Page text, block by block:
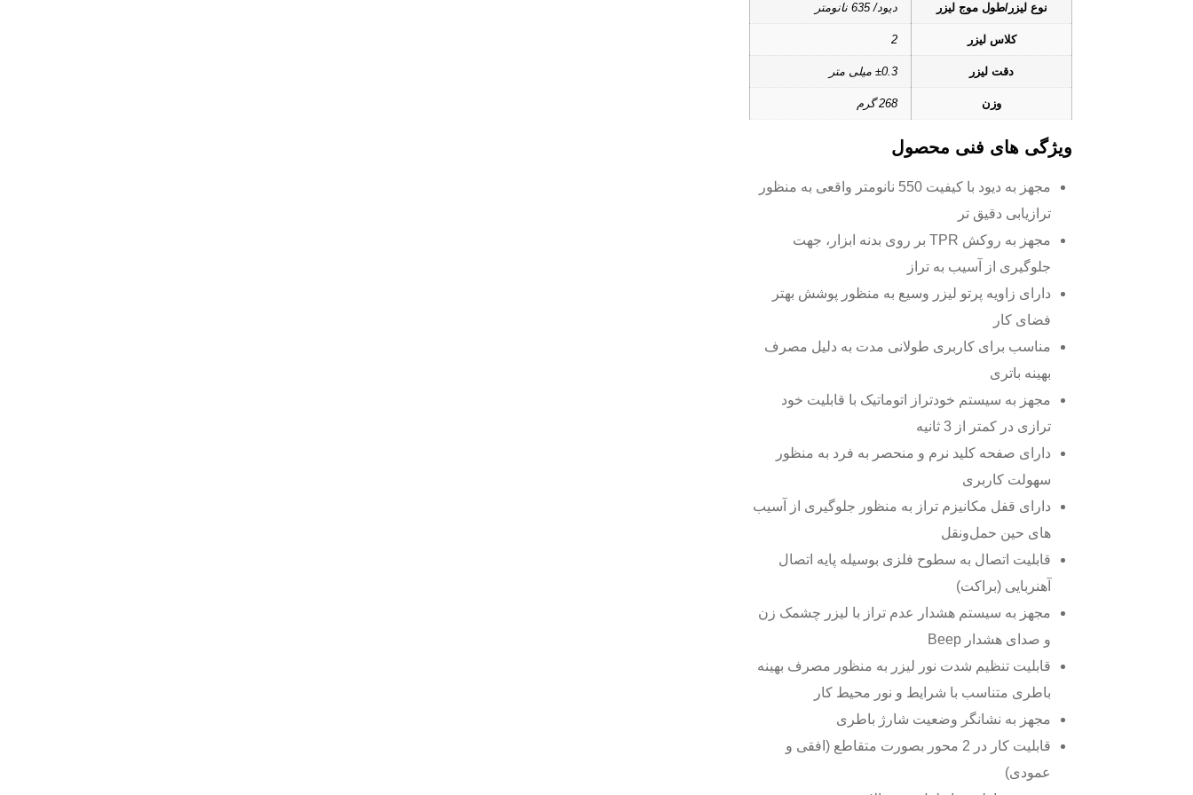
نوع لیزر/طول موج لیزر دیود/ 635 نانومتر
کلاس لیزر 2
دقت لیزر ±0.3 میلی متر
وزن 268 گرم
ویژگی های فنی محصول
مجهز به دیود با کیفیت 550 نانومتر واقعی به منظور
ترازیابی دقیق تر
مجهز به روکش TPR بر روی بدنه ابزار، جهت
جلوگیری از آسیب به تراز
دارای زاویه پرتو لیزر وسیع به منظور پوشش بهتر
فضای کار
مناسب برای کاربری طولانی مدت به دلیل مصرف
بهینه باتری
مجهز به سیستم خودتراز اتوماتیک با قابلیت خود
ترازی در کمتر از 3 ثانیه
دارای صفحه کلید نرم و منحصر به فرد به منظور
سهولت کاربری
دارای قفل مکانیزم تراز به منظور جلوگیری از آسیب
های حین حمل‌ونقل
قابلیت اتصال به سطوح فلزی بوسیله پایه اتصال
آهنربایی (براکت)
مجهز به سیستم هشدار عدم تراز با لیزر چشمک زن
و صدای هشدار Beep
قابلیت تنظیم شدت نور لیزر به منظور مصرف بهینه
باطری متناسب با شرایط و نور محیط کار
مجهز به نشانگر وضعیت شارژ باطری
قابلیت کار در 2 محور بصورت متقاطع (افقی و
عمودی)